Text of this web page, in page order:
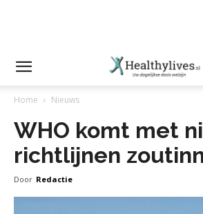
Home Nieuws
WHO komt met
richtlijnen
Door Redactie